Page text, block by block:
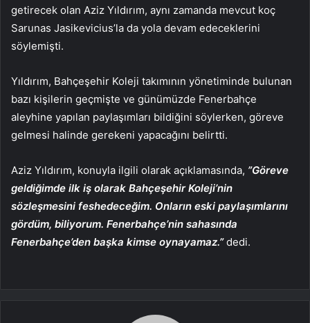
getirecek olan Aziz Yıldırım, aynı zamanda mevcut koç
Sarunas Jasikevicius’la da yola devam edeceklerini
söylemişti.
Yıldırım, Bahçeşehir Koleji takımının yönetiminde bulunan
bazı kişilerin geçmişte ve günümüzde Fenerbahçe
aleyhine yapılan paylaşımları bildiğini söylerken, göreve
gelmesi halinde gerekeni yapacağını belirtti.
Aziz Yıldırım, konuyla ilgili olarak açıklamasında, ”Göreve
geldiğimde ilk iş olarak Bahçeşehir Koleji’nin
sözleşmesini feshedeceğim. Onların eski paylaşımlarını
gördüm, biliyorum. Fenerbahçe’nin sahasında
Fenerbahçe’den başka kimse oynayamaz.”dedi.